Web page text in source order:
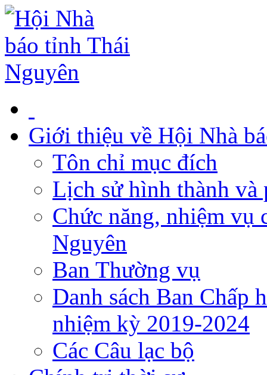
Giới thiệu về Hội Nhà
Tôn chỉ mục đích
Lịch sử hình thành và
Chức năng, nhiệm vụ
Nguyên
Ban Thường vụ
Danh sách Ban Chấp
nhiệm kỳ 2019-2024
Các Câu lạc bộ